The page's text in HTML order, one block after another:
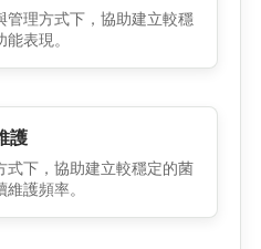
管理方式下，協助建立較穩
表現。
護
式下，協助建立較穩定的菌
護頻率。